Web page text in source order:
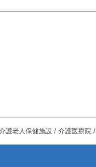
護老人保健施設/ 介護医療院/